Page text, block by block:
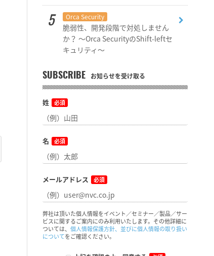
Orca Security
脆弱性、開発段階で対処しません
か？ ～Orca SecurityのShift-leftセ
キュリティ～
SUBSCRIBE お知らせを受け取る
姓 必須
名 必須
メールアドレス 必須
弊社は頂いた個人情報をイベント／セミナー／製品／サー
ビスに関するご案内にのみ利用いたします。その他詳細に
ついては、 個人情報保護方針、並びに個人情報の取り扱い
についてをご確認ください。